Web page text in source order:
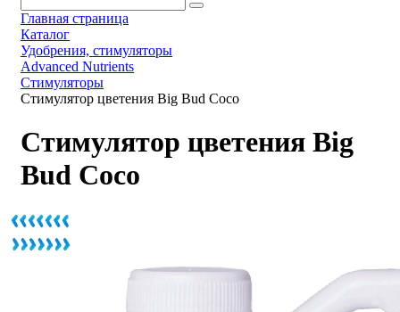
Главная страница
Каталог
Удобрения, стимуляторы
Advanced Nutrients
Стимуляторы
Стимулятор цветения Big Bud Coco
Стимулятор цветения Big
Bud Coco